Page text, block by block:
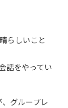
らしいこと
話をやってい
グループレ